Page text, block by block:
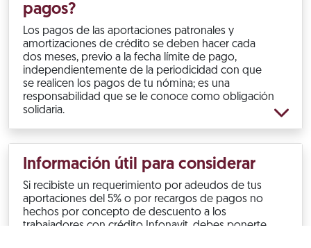
pagos?
Los pagos de las aportaciones patronales y
amortizaciones de crédito se deben hacer cada
dos meses, previo a la fecha límite de pago,
independientemente de la periodicidad con que
se realicen los pagos de tu nómina; es una
responsabilidad que se le conoce como obligación
solidaria.
Información útil para considerar
Si recibiste un requerimiento por adeudos de tus
aportaciones del 5% o por recargos de pagos no
hechos por concepto de descuento a los
trabajadores con crédito Infonavit, debes ponerte